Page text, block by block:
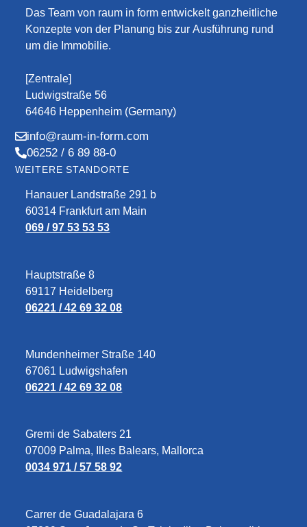
Das Team von raum in form entwickelt ganzheitliche
Konzepte von der Planung bis zur Ausführung rund
um die Immobilie.
[Zentrale]
Ludwigstraße 56
64646 Heppenheim (Germany)
info@raum-in-form.com
06252 / 6 89 88-0
WEITERE STANDORTE
Hanauer Landstraße 291 b
60314 Frankfurt am Main
069 / 97 53 53 53
Hauptstraße 8
69117 Heidelberg
06221 / 42 69 32 08
Mundenheimer Straße 140
67061 Ludwigshafen
06221 / 42 69 32 08
Gremi de Sabaters 21
07009 Palma, Illes Balears, Mallorca
0034 971 / 57 58 92
Carrer de Guadalajara 6